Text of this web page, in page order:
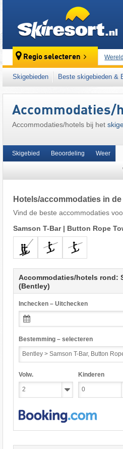
Regio selecteren
Dit
Skigebieden Beste skigebieden &
Accommodaties/
Accommodaties/hotels bij het
Skigebied Beoordeling Weer
Hotels/accommodaties in
Vind de beste accommodaties
Samson T-Bar| Button Rope
Accommodaties/hotels rond:
(Bentley)
Inchecken – Uitchecken
Bestemming – selecteren
Volw. Kinderen